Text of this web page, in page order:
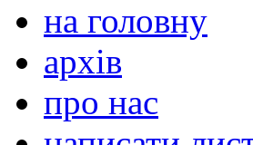
на головну
архів
про нас